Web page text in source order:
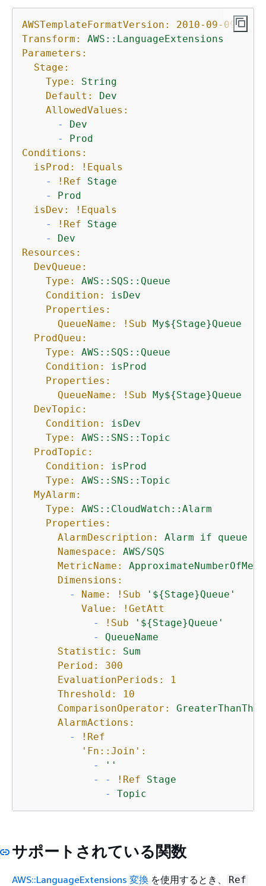
AWSTemplateFormatVersion:
2010-09-09
Transform:
AWS::LanguageExtensions
Parameters:
Stage:
Type:
String
Default:
Dev
AllowedValues:
-
Dev
-
Prod
Conditions:
isProd:
!Equals
-
!Ref
Stage
-
Prod
isDev:
!Equals
-
!Ref
Stage
-
Dev
Resources:
DevQueue:
Type:
AWS::SQS::Queue
Condition:
isDev
Properties:
QueueName:
!Sub My${Stage}Queue
ProdQueu:
Type:
AWS::SQS::Queue
Condition:
isProd
Properties:
QueueName:
!Sub My${Stage}Queue
DevTopic:
Condition:
isDev
Type:
AWS::SNS::Topic
ProdTopic:
Condition:
isProd
Type:
AWS::SNS::Topic
MyAlarm:
Type:
AWS::CloudWatch::Alarm
Properties:
AlarmDescription:
Alarm if queue
Namespace:
AWS/SQS
MetricName:
Dimensions:
-
Name: !Sub '${Stage}Queue'
Value:
!GetAtt
-
!Sub '${Stage}Queue'
-
QueueName
Statistic:
Sum
Period:
300
EvaluationPeriods:
1
Threshold:
10
ComparisonOperator:
AlarmActions:
-
!Ref
'Fn::Join':
-
''
-
- !Ref
Stage
-
Topic
サポートされている関数
AWS::LanguageExtensions 変換 を使用するとき、 Ref